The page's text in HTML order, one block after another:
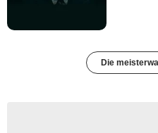
Die